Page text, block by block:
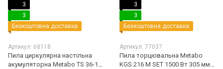
3
3
Безкоштовна доставка
Артикул: 68118
Пила циркулярна настільна
акумуляторна Metabo TS 36-18
3
3
Безкоштовна доставка
Артикул: 77037
Пила торцювальна Metabo
KGS 216 M SET 1500 Вт 305 мм